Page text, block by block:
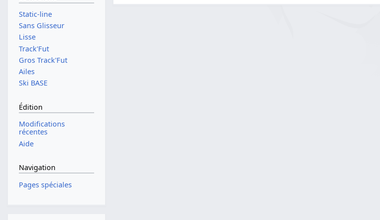
Static-line
Sans Glisseur
Lisse
Track'Fut
Gros Track'Fut
Ailes
Ski BASE
Édition
Modifications
récentes
Aide
Navigation
Pages spéciales